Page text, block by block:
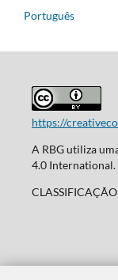
Português
https://
A RBG utiliza
4.0 International.